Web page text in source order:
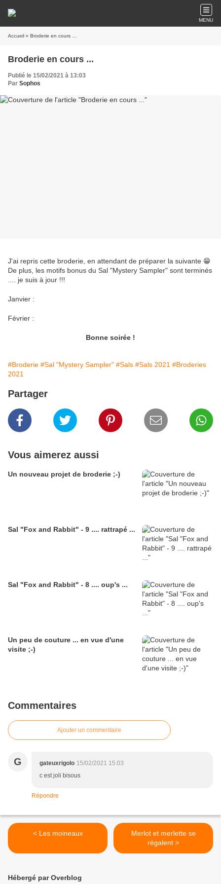
MENU
Accueil » Broderie en cours ...
Broderie en cours ...
Publié le 15/02/2021 à 13:03
Par Sophos
J'ai repris cette broderie, en attendant de préparer la suivante 😁
De plus, les motifs bonus du Sal "Mystery Sampler" sont terminés
.... je suis à jour !!!
Janvier :
Février :
Bonne soirée !
#Broderie #Sal "Mystery Sampler" #Sals #Sals 2021 #Broderies
2021
Partager
Vous aimerez aussi
Un nouveau projet de broderie ;-)
Sal "Fox and Rabbit" - 9 .... rattrapé ...
Sal "Fox and Rabbit" - 8 .... oup's ...
Un peu de couture ... en vue d'une
visite ;-)
Commentaires
Ajouter un commentaire
G gateuxrigolo 15/02/2021 15:03
c est joli bisous
Répondre
< Les moineaux
Merlot et merlette se
régalent >
Hébergé par Overblog